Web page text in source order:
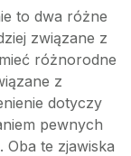
to dwa różne
związane z
różnorodne
z
dotyczy
pewnych
Oba te zjawiska